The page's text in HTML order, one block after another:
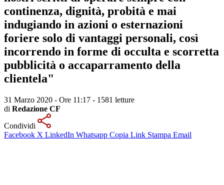
continenza, dignità, probità e mai
indugiando in azioni o esternazioni
foriere solo di vantaggi personali, così
incorrendo in forme di occulta e scorretta
pubblicità o accaparramento della
clientela"
31 Marzo 2020 - Ore 11:17 - 1581 letture
di Redazione CF
Condividi
Facebook X LinkedIn Whatsapp Copia Link Stampa Email